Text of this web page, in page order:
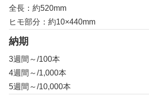
全長：約520mm
ヒモ部分：約10×440mm
納期
3週間～/100本
4週間～/1,000本
5週間～/10,000本